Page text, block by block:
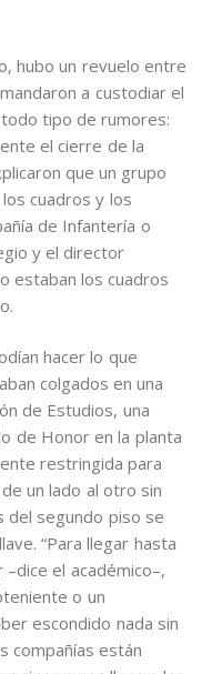
hubo un revuelo entre
a custodiar el
tipo de rumores:
el cierre de la
que un grupo
cuadros y los
de Infantería o
y el director
estaban los cuadros
hacer lo que
colgados en una
de Estudios, una
de Honor en la planta
restringida para
un lado al otro sin
del segundo piso se
“Para llegar hasta
el académico–,
o un
escondido nada sin
compañías están